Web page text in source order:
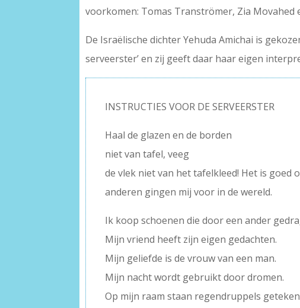
voorkomen: Tomas Tranströmer, Zia Movahed
De Israëlische dichter Yehuda Amichai is
serveerster’ en zij geeft daar haar eigen
INSTRUCTIES VOOR DE SERVEERSTER
Haal de glazen en de borden
niet van tafel, veeg
de vlek niet van het tafelkleed! Het is goed
anderen gingen mij voor in de wereld.
Ik koop schoenen die door een ander
Mijn vriend heeft zijn eigen gedachten.
Mijn geliefde is de vrouw van een man.
Mijn nacht wordt gebruikt door dromen.
Op mijn raam staan regendruppels